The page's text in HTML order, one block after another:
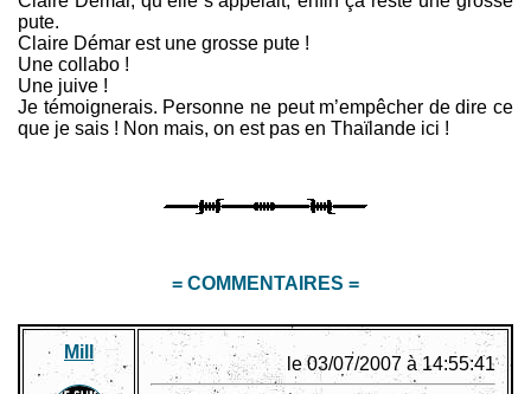
pute.
Claire Démar est une grosse pute !
Une collabo !
Une juive !
Je témoignerais. Personne ne peut m’empêcher de dire ce
que je sais ! Non mais, on est pas en Thaïlande ici !
= COMMENTAIRES =
Mill
le 03/07/2007 à 14:55:41